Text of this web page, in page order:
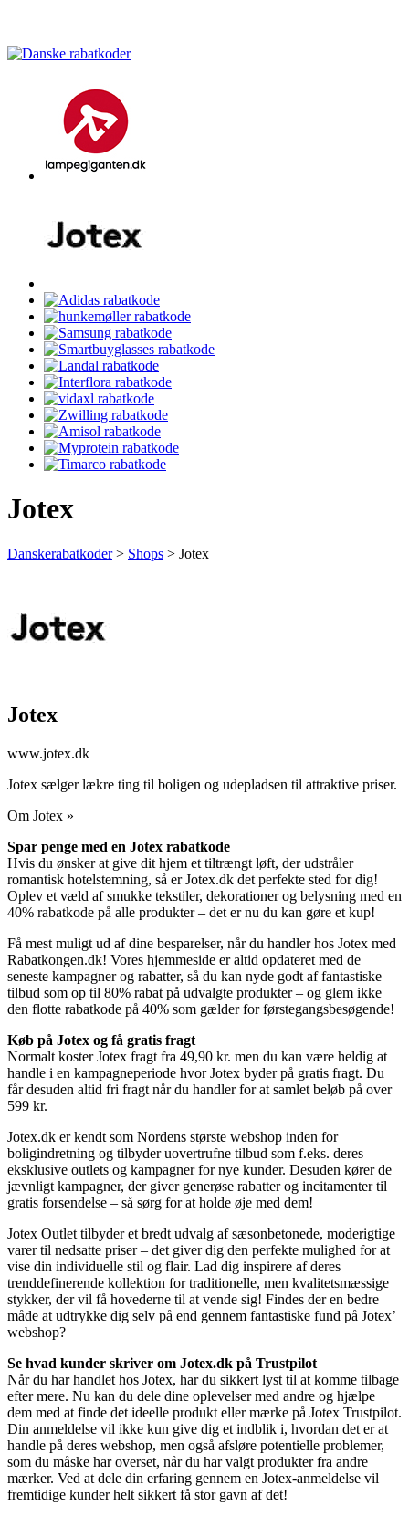
Jotex
Danskerabatkoder> Shops > Jotex
Jotex
www.jotex.dk
Jotex sælger lækre ting til boligen og udepladsen til attraktive priser.
Om Jotex »
Spar penge med en Jotex rabatkode
Hvis du ønsker at give dit hjem et tiltrængt løft, der udstråler
romantisk hotelstemning, så er Jotex.dk det perfekte sted for dig!
Oplev et væld af smukke tekstiler, dekorationer og belysning med en
40% rabatkode på alle produkter – det er nu du kan gøre et kup!
Få mest muligt ud af dine besparelser, når du handler hos Jotex med
Rabatkongen.dk! Vores hjemmeside er altid opdateret med de
seneste kampagner og rabatter, så du kan nyde godt af fantastiske
tilbud som op til 80% rabat på udvalgte produkter – og glem ikke
den flotte rabatkode på 40% som gælder for førstegangsbesøgende!
Køb på Jotex og få gratis fragt
Normalt koster Jotex fragt fra 49,90 kr. men du kan være heldig at
handle i en kampagneperiode hvor Jotex byder på gratis fragt. Du
får desuden altid fri fragt når du handler for at samlet beløb på over
599 kr.
Jotex.dk er kendt som Nordens største webshop inden for
boligindretning og tilbyder uovertrufne tilbud som f.eks. deres
eksklusive outlets og kampagner for nye kunder. Desuden kører de
jævnligt kampagner, der giver generøse rabatter og incitamenter til
gratis forsendelse – så sørg for at holde øje med dem!
Jotex Outlet tilbyder et bredt udvalg af sæsonbetonede, moderigtige
varer til nedsatte priser – det giver dig den perfekte mulighed for at
vise din individuelle stil og flair. Lad dig inspirere af deres
trenddefinerende kollektion for traditionelle, men kvalitetsmæssige
stykker, der vil få hovederne til at vende sig! Findes der en bedre
måde at udtrykke dig selv på end gennem fantastiske fund på Jotex’
webshop?
Se hvad kunder skriver om Jotex.dk på Trustpilot
Når du har handlet hos Jotex, har du sikkert lyst til at komme tilbage
efter mere. Nu kan du dele dine oplevelser med andre og hjælpe
dem med at finde det ideelle produkt eller mærke på Jotex Trustpilot.
Din anmeldelse vil ikke kun give dig et indblik i, hvordan det er at
handle på deres webshop, men også afsløre potentielle problemer,
som du måske har overset, når du har valgt produkter fra andre
mærker. Ved at dele din erfaring gennem en Jotex-anmeldelse vil
fremtidige kunder helt sikkert få stor gavn af det!